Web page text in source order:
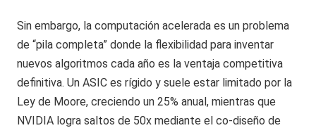
Sin embargo, la computación acelerada es un problema
de “pila completa” donde la flexibilidad para inventar
nuevos algoritmos cada año es la ventaja competitiva
definitiva. Un ASIC es rígido y suele estar limitado por la
Ley de Moore, creciendo un 25% anual, mientras que
NVIDIA logra saltos de 50x mediante el co-diseño de